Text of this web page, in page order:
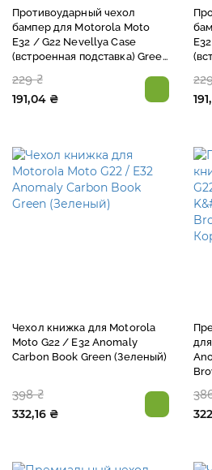
Противоударный чехол
бампер для Motorola Moto
E32 / G22 Nevellya Case
(встроенная подставка) Green
229 ₴
191,04 ₴
Чехол книжка для Motorola
Moto G22 / E32 Anomaly
Carbon Book Green (Зеленый)
398 ₴
332,16 ₴